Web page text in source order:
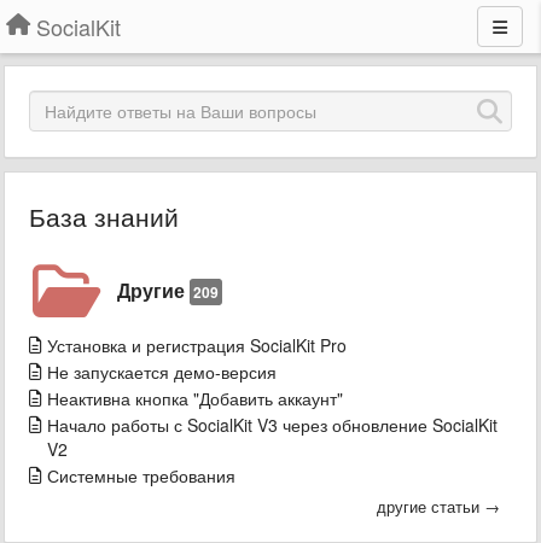
SocialKit
База знаний
Другие 209
Установка и регистрация SocialKit Pro
Не запускается демо-версия
Неактивна кнопка "Добавить аккаунт"
Начало работы с SocialKit V3 через обновление SocialKit
V2
Системные требования
другие статьи →